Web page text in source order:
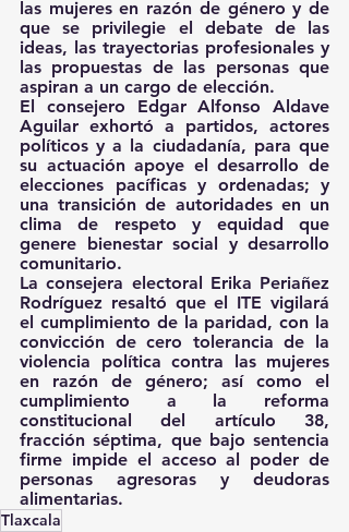
las mujeres en razón de género y de
que se privilegie el debate de las
ideas, las trayectorias profesionales y
las propuestas de las personas que
aspiran a un cargo de elección.
El consejero Edgar Alfonso Aldave
Aguilar exhortó a partidos, actores
políticos y a la ciudadanía, para que
su actuación apoye el desarrollo de
elecciones pacíficas y ordenadas; y
una transición de autoridades en un
clima de respeto y equidad que
genere bienestar social y desarrollo
comunitario.
La consejera electoral Erika Periañez
Rodríguez resaltó que el ITE vigilará
el cumplimiento de la paridad, con la
convicción de cero tolerancia de la
violencia política contra las mujeres
en razón de género; así como el
cumplimiento a la reforma
constitucional del artículo 38,
fracción séptima, que bajo sentencia
firme impide el acceso al poder de
personas agresoras y deudoras
alimentarias.
Tlaxcala